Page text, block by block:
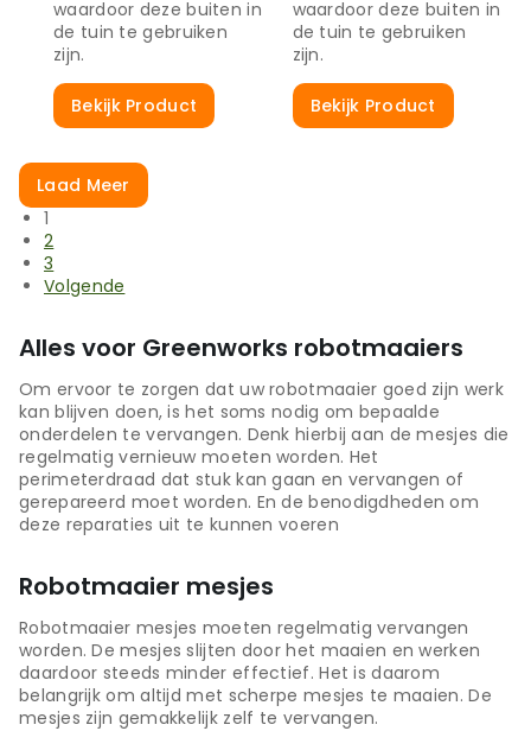
waardoor deze buiten in
de tuin te gebruiken
zijn.
Bekijk Product
waardoor deze buiten in
de tuin te gebruiken
zijn.
Bekijk Product
Laad Meer
1
2
3
Volgende
Alles voor Greenworks robotmaaiers
Om ervoor te zorgen dat uw robotmaaier goed zijn werk
kan blijven doen, is het soms nodig om bepaalde
onderdelen te vervangen. Denk hierbij aan de mesjes die
regelmatig vernieuw moeten worden. Het
perimeterdraad dat stuk kan gaan en vervangen of
gerepareerd moet worden. En de benodigdheden om
deze reparaties uit te kunnen voeren
Robotmaaier mesjes
Robotmaaier mesjes moeten regelmatig vervangen
worden. De mesjes slijten door het maaien en werken
daardoor steeds minder effectief. Het is daarom
belangrijk om altijd met scherpe mesjes te maaien. De
mesjes zijn gemakkelijk zelf te vervangen.